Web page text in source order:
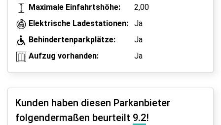
Maximale Einfahrtshöhe:
2,00
Elektrische Ladestationen:
Ja
Behindertenparkplätze:
Ja
Aufzug vorhanden:
Ja
Kunden haben diesen Parkanbieter
folgendermaßen beurteilt 9.2!